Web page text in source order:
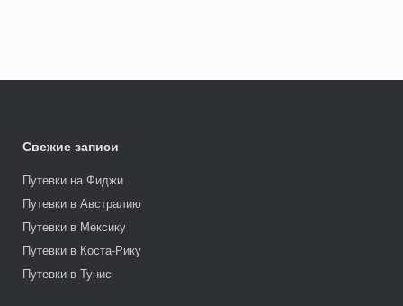
Свежие записи
Путевки на Фиджи
Путевки в Австралию
Путевки в Мексику
Путевки в Коста-Рику
Путевки в Тунис